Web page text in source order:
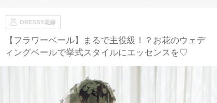
DRESSY花嫁
【フラワーベール】まるで主役級！？お花のウェデ
ィングベールで挙式スタイルにエッセンスを♡